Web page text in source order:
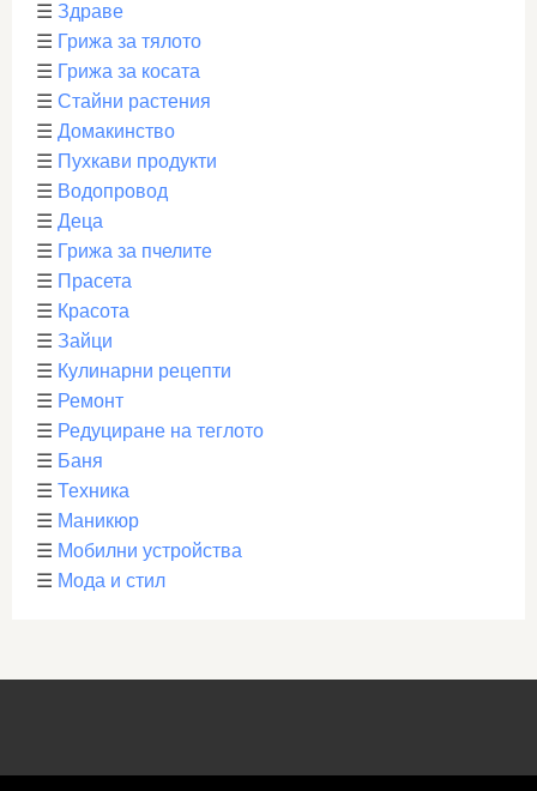
☰ Здраве
☰ Грижа за тялото
☰ Грижа за косата
☰ Стайни растения
☰ Домакинство
☰ Пухкави продукти
☰ Водопровод
☰ Деца
☰ Грижа за пчелите
☰ Прасета
☰ Красота
☰ Зайци
☰ Кулинарни рецепти
☰ Ремонт
☰ Редуциране на теглото
☰ Баня
☰ Техника
☰ Маникюр
☰ Мобилни устройства
☰ Мода и стил